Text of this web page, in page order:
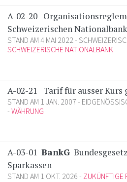
A-02-20
Schweizerischen Nationalbank
STAND AM 4 MAI 2022
SCHWEIZERISCHE NATIONALBANK
A-02-21 Tarif für ausser Kurs
STAND AM 1 JAN. 2007
WÄHRUNG
A-03-01 BankG
Sparkassen
STAND AM 1 OKT. 2026
ZUKÜNFTIGE